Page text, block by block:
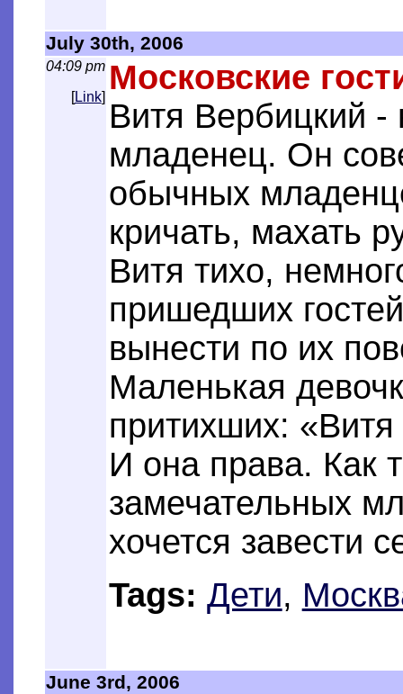
July 30th, 2006
04:09 pm
[Link]
Московские
Витя Вербицкий -
младенец. Он
обычных
кричать, махать
Витя тихо,
пришедших
вынести по их
Маленькая
притихших:
И она права. Как
замечательных
хочется завести
Tags: Дети,
June 3rd, 2006